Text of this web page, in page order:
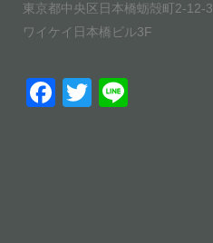
東京都中央区日本橋蛎殻町2-12-3
ワイケイ日本橋ビル3F
F
T